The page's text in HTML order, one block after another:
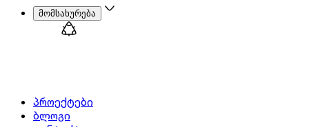
მომსახურება
პროექტები
ბლოგი